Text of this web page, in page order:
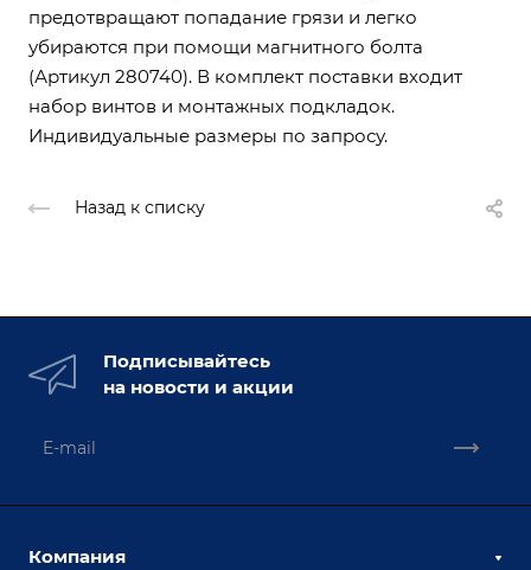
предотвращают попадание грязи и легко
убираются при помощи магнитного болта
(Артикул 280740). В комплект поставки входит
набор винтов и монтажных подкладок.
Индивидуальные размеры по запросу.
Назад к списку
Подписывайтесь
на новости и акции
Компания